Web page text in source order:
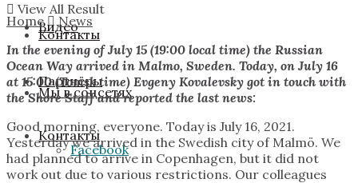
Контакты
Мы в соцсетях
Facebook
Видео
Партнёры
Контакты
View All Result
Home
News
In the evening of July 15 (19:00 local time) the Russian
Ocean Way arrived in Malmo, Sweden. Today, on July 16
at 15:00 (Tomsk time) Evgeny Kovalevsky got in touch with
the Shore Staff and reported the last news:
Good morning, everyone. Today is July 16, 2021.
Yesterday we arrived in the Swedish city of Malmö. We
had planned to arrive in Copenhagen, but it did not
work out due to various restrictions. Our colleagues